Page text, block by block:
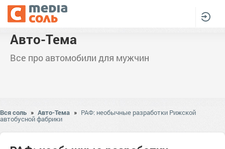
Авто-Тема
Все про автомобили для мужчин
Вся соль » Авто-Тема » РАФ: необычные разработки Рижской
автобусной фабрики